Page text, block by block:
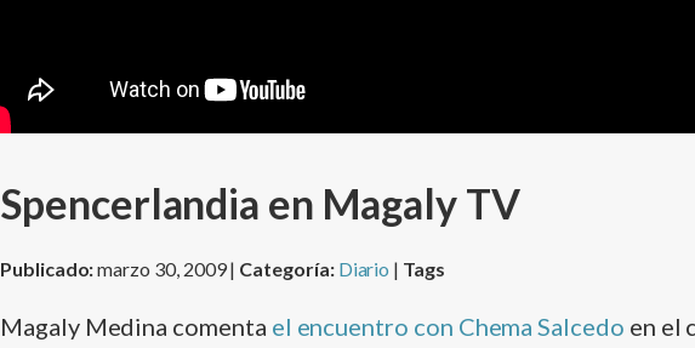
Spencerlandia en Magaly TV
Publicado:marzo 30, 2009 | Categoría: Diario | Tags
Magaly Medina comenta el encuentro con Chema Salcedo en el